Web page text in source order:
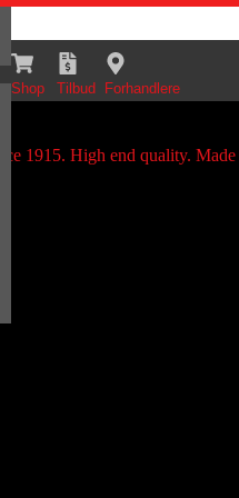
Shop Tilbud Forhandlere